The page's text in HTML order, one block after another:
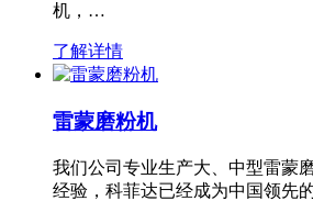
机，…
了解详情
雷蒙磨粉机
我们公司专业生产大、中型雷蒙
经验，科菲达已经成为中国领先